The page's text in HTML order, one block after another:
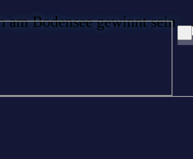
Bodensee gewinnt sein